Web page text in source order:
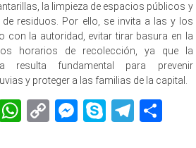
la limpieza de espacios públicos y
residuos. Por ello, se invita a las y los
con la autoridad, evitar tirar basura en la
horarios de recolección, ya que la
resulta fundamental para prevenir
y proteger a las familias de la capital.
WhatsApp
CopyMessenger
Skype